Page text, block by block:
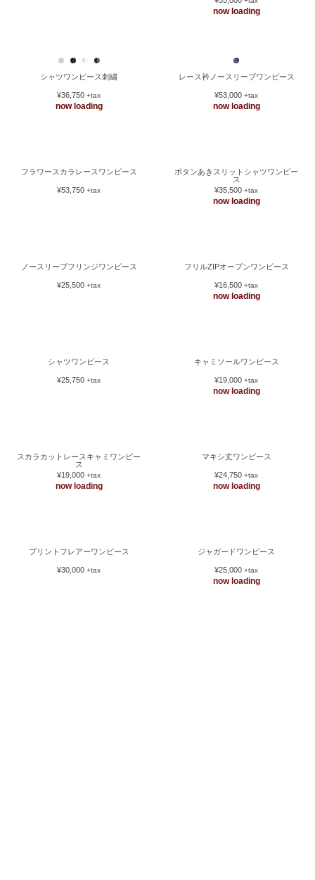
now loading
シャツワンピース刺繍
¥36,750 +tax
now loading
レース衿ノースリーブワンピース
¥53,000 +tax
now loading
フラワースカラレースワンピース
¥53,750 +tax
ボタンあきスリットシャツワンピー
ス
¥35,500 +tax
now loading
ノースリーブフリンジワンピース
¥25,500 +tax
フリルZIPオープンワンピース
¥16,500 +tax
now loading
シャツワンピース
¥25,750 +tax
キャミソールワンピース
¥19,000 +tax
now loading
スカラカットレースキャミワンピー
ス
¥19,000 +tax
now loading
マキシ丈ワンピース
¥24,750 +tax
now loading
プリントフレアーワンピース
¥30,000 +tax
ジャガードワンピース
¥25,000 +tax
now loading